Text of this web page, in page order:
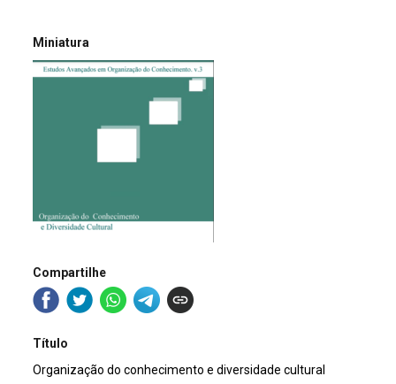
Miniatura
Compartilhe
Título
Organização do conhecimento e diversidade cultural